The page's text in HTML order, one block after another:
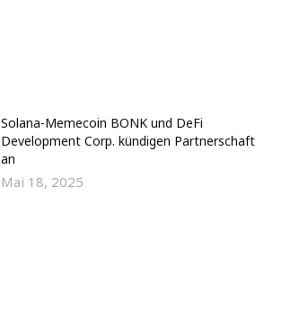
Solana-Memecoin BONK und DeFi
Development Corp. kündigen Partnerschaft
an
Mai 18, 2025